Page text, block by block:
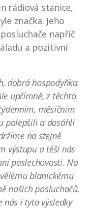
rádiová stanice,
značka. Jeho
napříč
a pozitivní
dobrá hospodyňka
upřímně, z těchto
měsíčním
polepšili a dosáhli
na stejně
výstupu a těší nás
poslechovosti. Na
blanickému
našich posluchačů.
nás i tyto výsledky